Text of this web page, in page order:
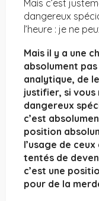
Mais c’est
dangereux
l’heure : je ne
Mais il y a une
absolument
analytique, de
justifier, si vous
dangereux
c’est
position
l’usage de
tentés de
c’est une
pour de la